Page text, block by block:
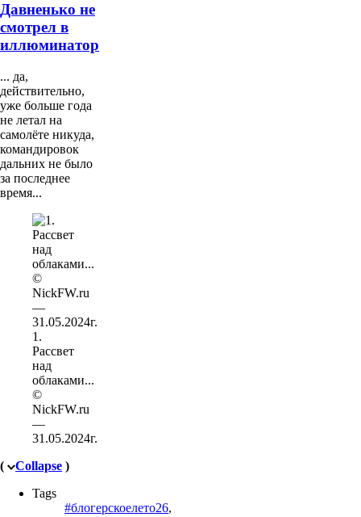
Давненько не
смотрел в
иллюминатор
... да,
действительно,
уже больше года
не летал на
самолёте никуда,
командировок
дальних не было
за последнее
время...
1.
Рассвет
над
облаками...
©
NickFW.ru
—
31.05.2024г.
(
Collapse )
Tags
#блогерскоелето26,